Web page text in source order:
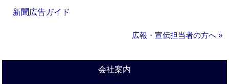
新聞広告ガイド
広報・宣伝担当者の方へ »
会社案内